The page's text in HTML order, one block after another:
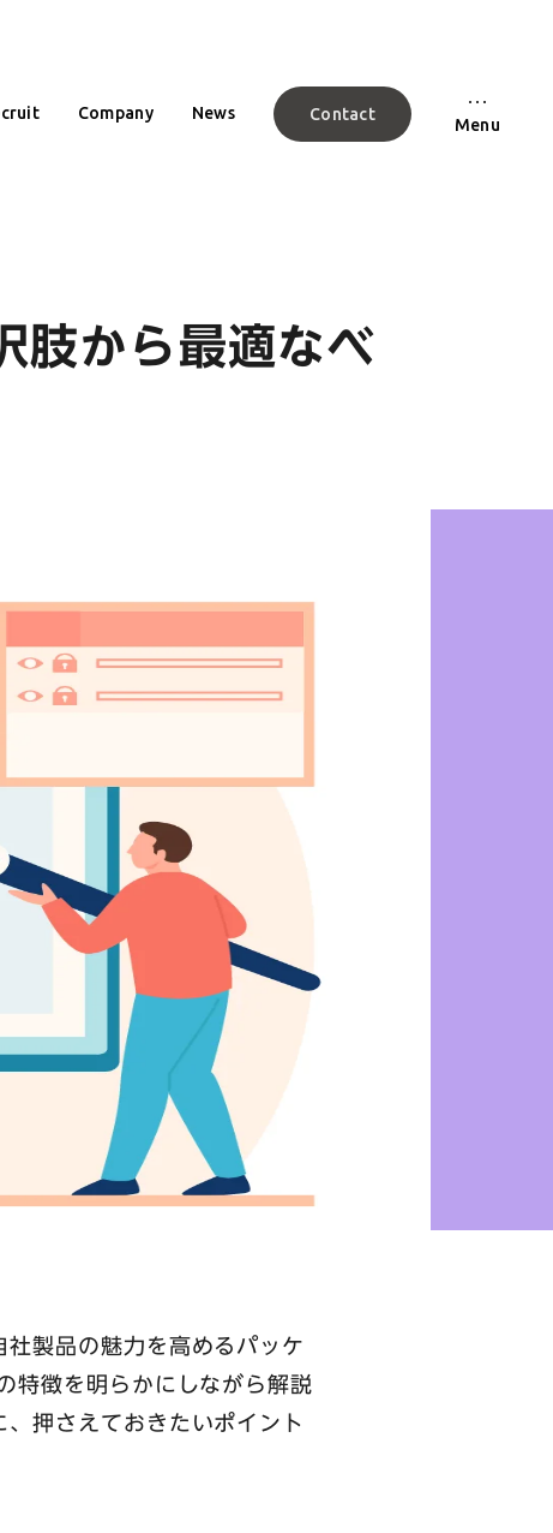
Company News Contact
Menu
肢から最適なベ
製品の魅力を高めるパッケ
特徴を明らかにしながら解説
押さえておきたいポイント